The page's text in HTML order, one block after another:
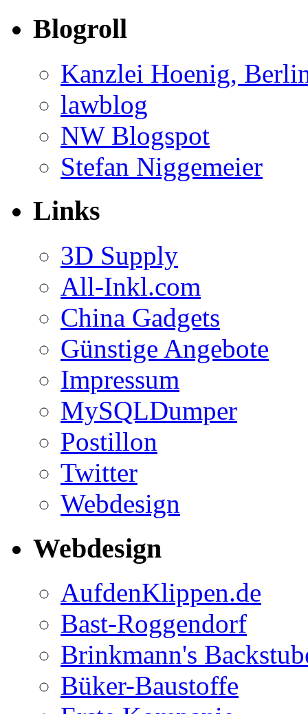
Blogroll
Kanzlei Hoenig,
lawblog
NW Blogspot
Stefan Niggemeier
Links
3D Supply
All-Inkl.com
China Gadgets
Günstige Angebote
Impressum
MySQLDumper
Postillon
Twitter
Webdesign
Webdesign
AufdenKlippen.de
Bast-Roggendorf
Brinkmann's
Büker-Baustoffe